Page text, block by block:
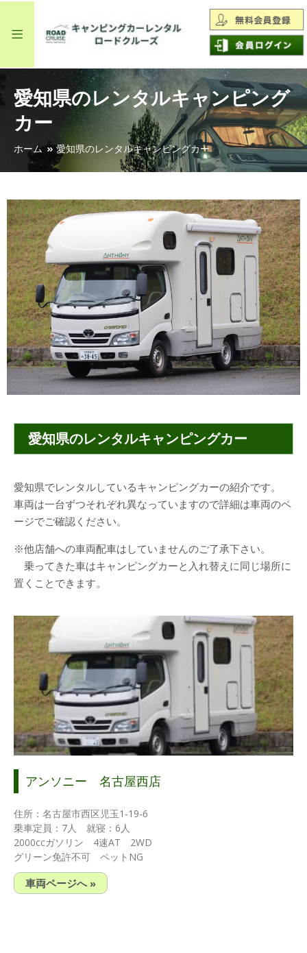
愛知県のレンタルキャンピング
カー
ホーム 愛知県のレンタルキャンピングカー
愛知県のレンタルキャンピングカー
愛知県でレンタルしているキャンピングカーの紹介です。
車両は一台ずつそれぞれ異なっていますので詳細は車両のペ
ージでご確認ください。
※他店舗への車両配車はしていませんのご了承下さい。
乗ってきた車はキャンピングカーと入れ替えに同じ場所に
置くことできます。
アンソニー 名古屋西店
住所：名古屋市西区児玉1-19-6
乗車定員：7人 就寝：6人
2000ccガソリン 4速AT 2WD
グリーン免許不可 ペットNG
車両ページへ »